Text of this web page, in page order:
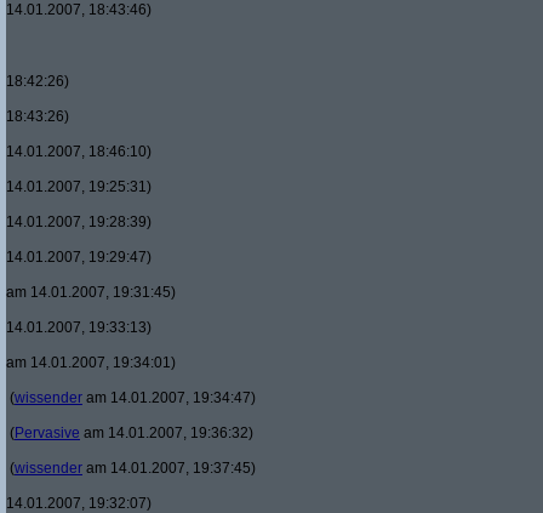
14.01.2007, 18:43:46)
18:42:26)
18:43:26)
14.01.2007, 18:46:10)
14.01.2007, 19:25:31)
14.01.2007, 19:28:39)
14.01.2007, 19:29:47)
am 14.01.2007, 19:31:45)
14.01.2007, 19:33:13)
am 14.01.2007, 19:34:01)
(wissender am 14.01.2007, 19:34:47)
(Pervasive am 14.01.2007, 19:36:32)
(wissender am 14.01.2007, 19:37:45)
14.01.2007, 19:32:07)